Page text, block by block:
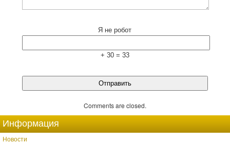
Я не робот
+ 30 = 33
Comments are closed.
Информация
Новости